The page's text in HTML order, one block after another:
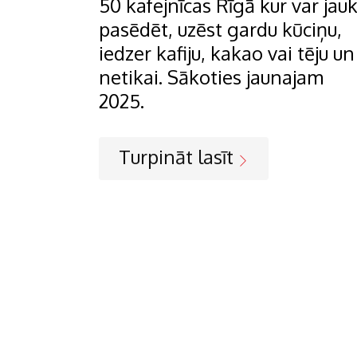
50 kafejnīcas Rīgā kur var
pasēdēt, uzēst gardu kūciņu,
iedzer kafiju, kakao vai tēju un
netikai. Sākoties jaunajam
2025.
Turpināt lasīt